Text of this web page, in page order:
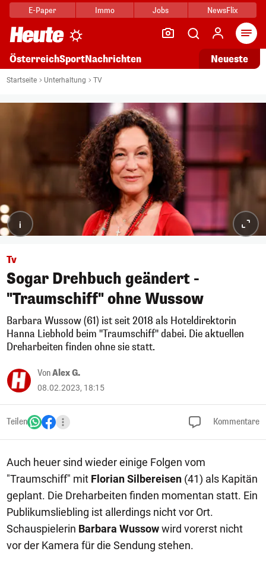
E-Paper Immo Jobs NewsFlix
ÖsterreichSportNachrichten Neueste
Startseite Unterhaltung TV
i
Tv
Sogar Drehbuch geändert -
"Traumschiff" ohne Wussow
Barbara Wussow (61) ist seit 2018 als Hoteldirektorin
Hanna Liebhold beim "Traumschiff" dabei. Die aktuellen
Dreharbeiten finden ohne sie statt.
VonAlex G.
08.02.2023, 18:15
Teilen Kommentare
Auch heuer sind wieder einige Folgen vom
"Traumschiff" mit Florian Silbereisen (41) als Kapitän
geplant. Die Dreharbeiten finden momentan statt. Ein
Publikumsliebling ist allerdings nicht vor Ort.
Schauspielerin Barbara Wussowwird vorerst nicht
vor der Kamera für die Sendung stehen.